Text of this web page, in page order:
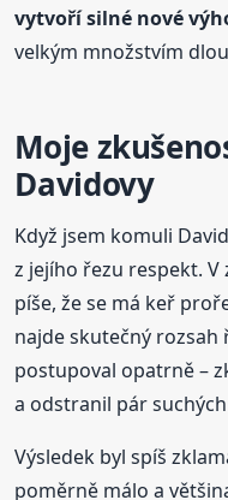
vytvoří silné nové
velkým množstvím
Moje
Davidovy
Když jsem komuli
z jejího řezu respekt.
píše, že se má keř
najde skutečný
postupoval opatrně –
a odstranil pár
Výsledek byl spíš
poměrně málo a